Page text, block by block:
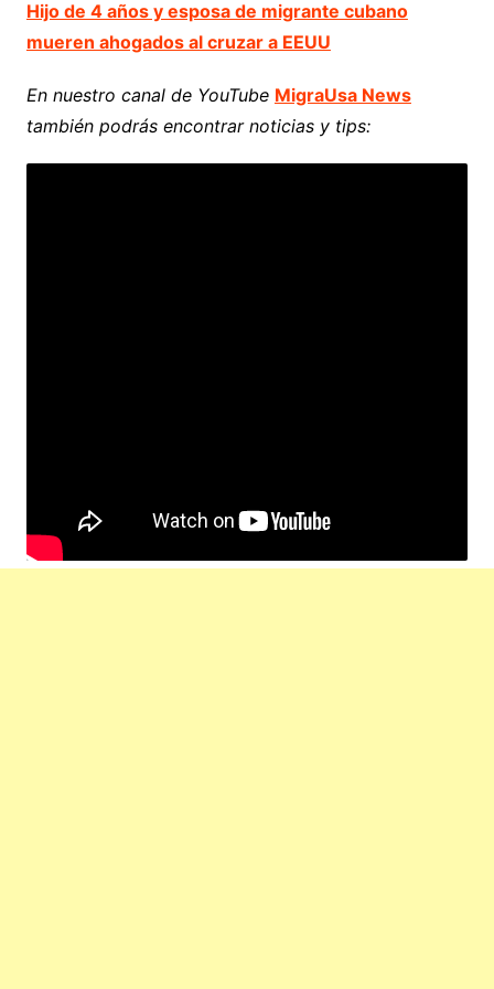
Hijo de 4 años y esposa de migrante cubano
mueren ahogados al cruzar a EEUU
En nuestro canal de YouTube MigraUsa News
también podrás encontrar noticias y tips: